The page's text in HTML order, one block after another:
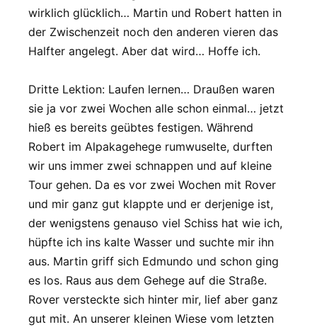
wirklich glücklich… Martin und Robert hatten in
der Zwischenzeit noch den anderen vieren das
Halfter angelegt. Aber dat wird… Hoffe ich.
Dritte Lektion: Laufen lernen… Draußen waren
sie ja vor zwei Wochen alle schon einmal… jetzt
hieß es bereits geübtes festigen. Während
Robert im Alpakagehege rumwuselte, durften
wir uns immer zwei schnappen und auf kleine
Tour gehen. Da es vor zwei Wochen mit Rover
und mir ganz gut klappte und er derjenige ist,
der wenigstens genauso viel Schiss hat wie ich,
hüpfte ich ins kalte Wasser und suchte mir ihn
aus. Martin griff sich Edmundo und schon ging
es los. Raus aus dem Gehege auf die Straße.
Rover versteckte sich hinter mir, lief aber ganz
gut mit. An unserer kleinen Wiese vom letzten